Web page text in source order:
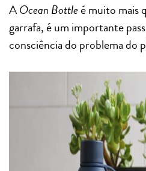
AOcean Bottleé muito mais
garrafa, é um importante
consciência do problema do